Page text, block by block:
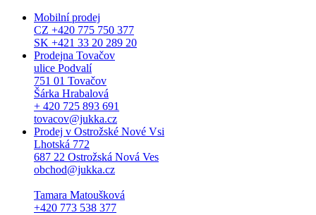
Mobilní prodej
CZ +420 775 750 377
SK +421 33 20 289 20
Prodejna Tovačov
ulice Podvalí
751 01 Tovačov
Šárka Hrabalová
+ 420 725 893 691
tovacov@jukka.cz
Prodej v Ostrožské Nové Vsi
Lhotská 772
687 22 Ostrožská Nová Ves
obchod@jukka.cz
Tamara Matoušková
+420 773 538 377